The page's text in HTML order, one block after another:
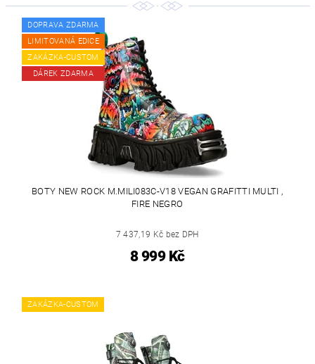
DOPRAVA ZDARMA
LIMITOVANÁ EDICE
ZAKÁZKA-CUSTOM
DÁREK ZDARMA
BOTY NEW ROCK M.MILI083C-V18 VEGAN GRAFITTI MULTI ,
FIRE NEGRO
7 437,19 Kč bez DPH
8 999 Kč
ZAKÁZKA-CUSTOM